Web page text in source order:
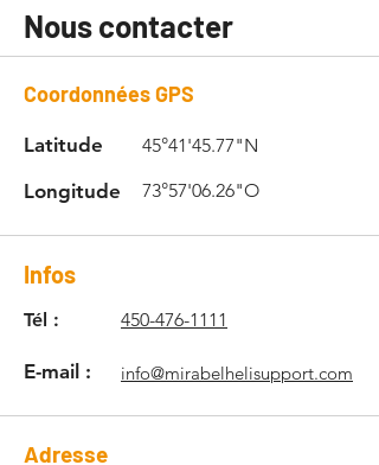
Nous contacter
Coordonnées GPS
Latitude 45°41'45.77"N
Longitude 73°57'06.26"O
Infos
Tél : 450-476-1111
E-mail : info@mirabelhelisupport.com
Adresse